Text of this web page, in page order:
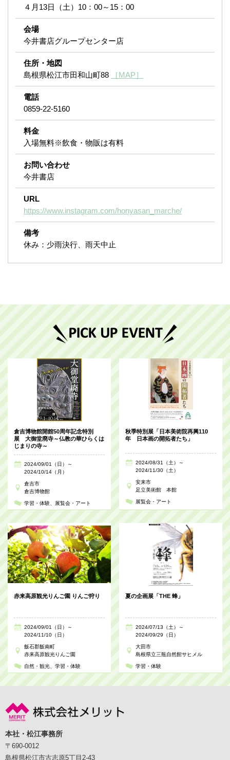
４月13日（土）10：00～15：00
会場
今井書店グループセンター店
住所・地図
島根県松江市田和山町88
［MAP］
電話
0859-22-5160
料金
入場無料※飲食・物販は有料
お問い合わせ
今井書店
URL
https://www.instagram.com/honyasan_marche/
備考
休み：少雨決行、雨天中止
倉吉博物館開館50周年記念特別
展 大御堂廃寺～仏教の華ひらくは
じまりの寺～
2024/09/01（日）～
2024/10/14（月）
倉吉市
倉吉博物館
学習・体験 展覧会・アート
秋季特別展「日本美術院再興110
年 日本画の開拓者たち」
2024/08/31（土）～
2024/11/30（土）
安来市
足立美術館 本館
展覧会・アート
赤来高原観光りんご園 りんご狩り
2024/09/01（日）～
2024/11/10（日）
飯石郡飯南町
赤来高原観光りんご園
自然・観光 学習・体験
夏の企画展「THE 蜂」
2024/07/13（土）～
2024/09/29（日）
大田市
島根県立三瓶自然館サヒメル
学習・体験
本社・松江事務所
〒690-0012
島根県松江市古志原5丁目2-43